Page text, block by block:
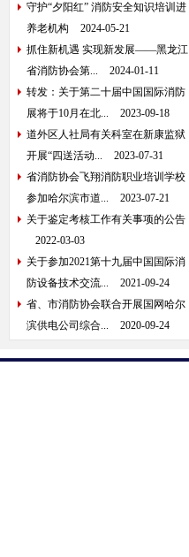
守护“夕阳红” 消防安全知识培训进
养老机构
2024-05-21
抓住新机遇 实现新发展——黑龙江
省消防协会第...
2024-01-11
转发：关于第二十届中国国际消防
展将于10月在北...
2023-09-18
道外区人社局有关科室在新康监狱
开展“四送活动...
2023-07-31
省消防协会飞翔消防职业培训学校
参加哈尔滨市道...
2023-07-21
关于鉴定考核工作有关事项的公告
2022-03-03
关于参加2021第十九届中国国际消
防设备技术交流...
2021-09-24
省、市消防协会联合开展国网哈尔
滨供电公司综合...
2020-09-24